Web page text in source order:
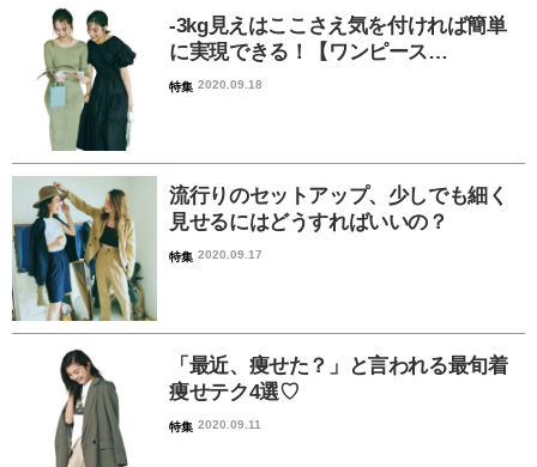
-3kg見えはここさえ気を付ければ簡単
に実現できる！【ワンピース…
特集 2020.09.18
流行りのセットアップ、少しでも細く
見せるにはどうすればいいの？
特集 2020.09.17
「最近、痩せた？」と言われる最旬着
痩せテク4選♡
特集 2020.09.11